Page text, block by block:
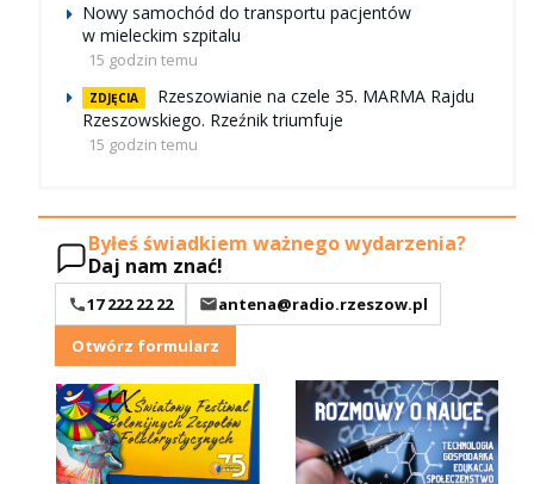
Nowy samochód do transportu pacjentów
w mieleckim szpitalu
15 godzin temu
ZDJĘCIA
Rzeszowianie na czele 35. MARMA Rajdu
Rzeszowskiego. Rzeźnik triumfuje
15 godzin temu
Byłeś świadkiem ważnego wydarzenia?
Daj nam znać!
17 222 22 22
antena@radio.rzeszow.pl
Otwórz formularz